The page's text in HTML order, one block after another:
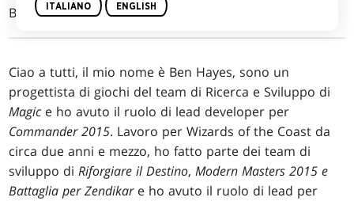
Ben Hayes
Ciao a tutti, il mio nome è Ben Hayes, sono un
progettista di giochi del team di Ricerca e Sviluppo di
Magic e ho avuto il ruolo di lead developer per
Commander 2015. Lavoro per Wizards of the Coast da
circa due anni e mezzo, ho fatto parte dei team di
sviluppo diRiforgiare il Destino,Modern Masters 2015 e
Battaglia per Zendikare ho avuto il ruolo di lead per
ITALIANO ENGLISH